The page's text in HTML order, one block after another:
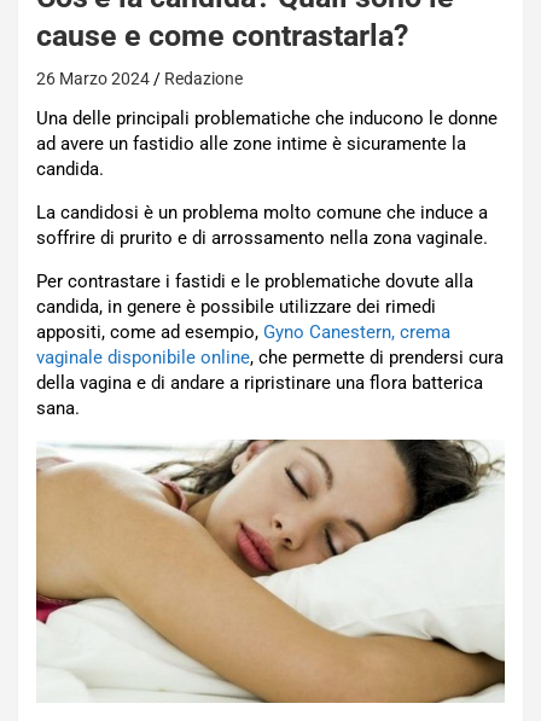
cause e come contrastarla?
26 Marzo 2024 Redazione
Una delle principali problematiche che inducono le donne
ad avere un fastidio alle zone intime è sicuramente la
candida.
La candidosi è un problema molto comune che induce a
soffrire di prurito e di arrossamento nella zona vaginale.
Per contrastare i fastidi e le problematiche dovute alla
candida, in genere è possibile utilizzare dei rimedi
appositi, come ad esempio, Gyno Canestern, crema
vaginale disponibile online, che permette di prendersi cura
della vagina e di andare a ripristinare una flora batterica
sana.